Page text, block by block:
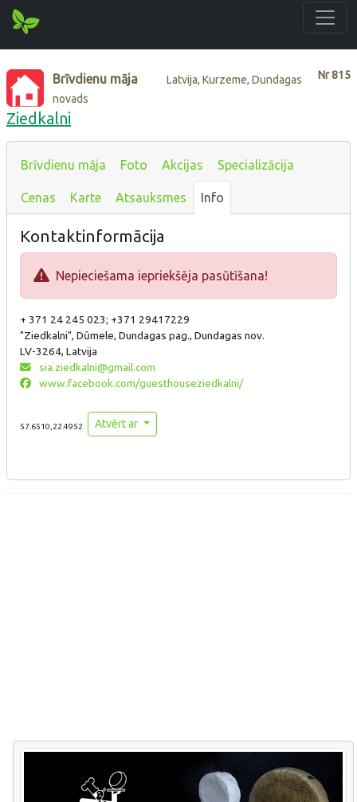
Nr815
Brīvdienu māja
Latvija, Kurzeme, Dundagas
novads
Ziedkalni
Brīvdienu māja Foto Akcijas Specializācija
Cenas Karte Atsauksmes Info
Kontaktinformācija
Nepieciešama iepriekšēja pasūtīšana!
+ 371 24 245 023; +371 29417229
"Ziedkalni", Dūmele, Dundagas pag., Dundagas nov.
LV-3264, Latvija
sia.ziedkalni@gmail.com
www.facebook.com/guesthouseziedkalni/
57.6510,22.4952 Atvērt ar